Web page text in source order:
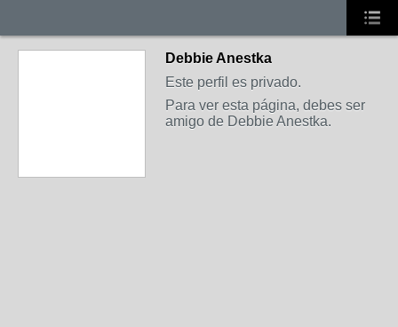
Debbie Anestka
Este perfil es privado.
Para ver esta página, debes ser
amigo de Debbie Anestka.